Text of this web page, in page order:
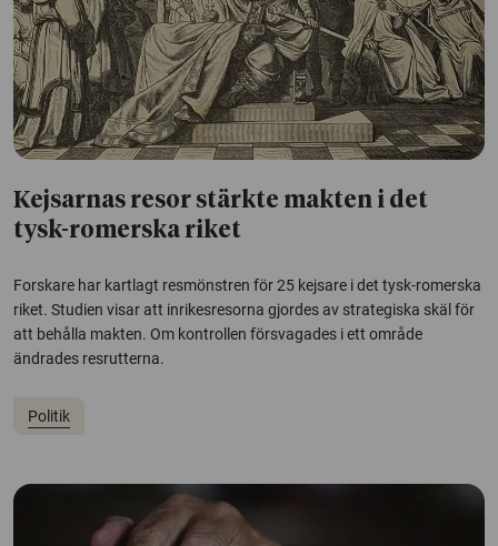
Kejsarnas resor stärkte makten i det
tysk-romerska riket
Forskare har kartlagt resmönstren för 25 kejsare i det tysk-romerska
riket. Studien visar att inrikesresorna gjordes av strategiska skäl för
att behålla makten. Om kontrollen försvagades i ett område
ändrades resrutterna.
Politik